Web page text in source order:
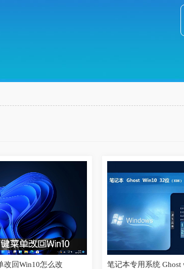
改回Win10怎么改
笔记本专用系统 Ghost